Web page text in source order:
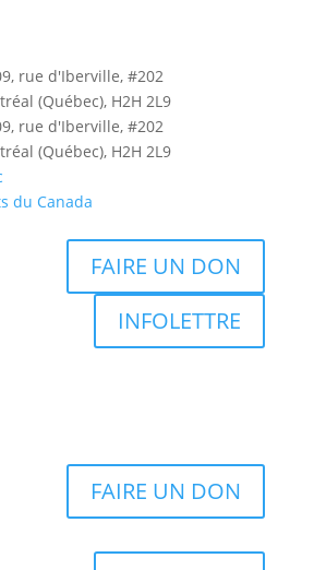
rue d'Iberville, #202
(Québec), H2H 2L9
rue d'Iberville, #202
(Québec), H2H 2L9
FAIRE UN DON
INFOLETTRE
FAIRE UN DON